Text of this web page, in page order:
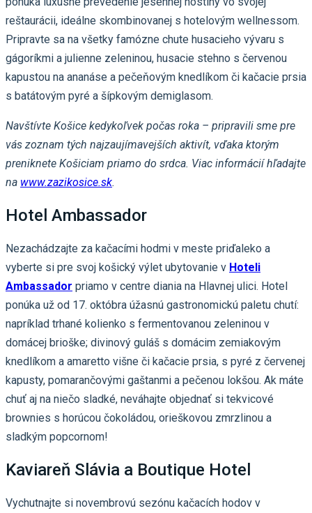
reštaurácii, ideálne skombinovanej s hotelovým wellnessom.
Pripravte sa na všetky famózne chute husacieho vývaru s
gágoríkmi a julienne zeleninou, husacie stehno s červenou
kapustou na ananáse a pečeňovým knedlíkom či kačacie prsia
s batátovým pyré a šípkovým demiglasom.
Navštívte Košice kedykoľvek počas roka – pripravili sme pre
vás zoznam tých najzaujímavejších aktivít, vďaka ktorým
preniknete Košiciam priamo do srdca. Viac informácií hľadajte
na www.zazikosice.sk.
Hotel Ambassador
Nezachádzajte za kačacími hodmi v meste priďaleko a
vyberte si pre svoj košický výlet ubytovanie v Hoteli
Ambassador priamo v centre diania na Hlavnej ulici. Hotel
ponúka už od 17. októbra úžasnú gastronomickú paletu chutí:
napríklad trhané kolienko s fermentovanou zeleninou v
domácej brioške; divinový guláš s domácim zemiakovým
knedlíkom a amaretto višne či kačacie prsia, s pyré z červenej
kapusty, pomarančovými gaštanmi a pečenou lokšou. Ak máte
chuť aj na niečo sladké, neváhajte objednať si tekvicové
brownies s horúcou čokoládou, orieškovou zmrzlinou a
sladkým popcornom!
Kaviareň Slávia a Boutique Hotel
Vychutnajte si novembrovú sezónu kačacích hodov v